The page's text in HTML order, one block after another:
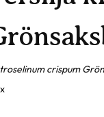
crispum